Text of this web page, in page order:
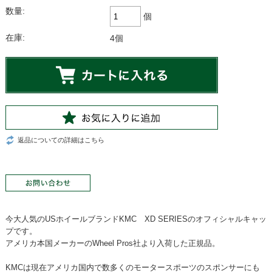
数量:
個
在庫: 4個
返品についての詳細はこちら
今大人気のUSホイールブランドKMC XD SERIESのオフィシャルキャッ
プです。
アメリカ本国メーカーのWheel Pros社より入荷した正規品。
KMCは現在アメリカ国内で数多くのモータースポーツのスポンサーにも